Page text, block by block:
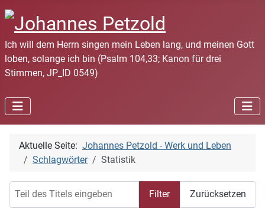
Ich will dem Herrn singen mein Leben lang, und meinen Gott
loben, solange ich bin (Psalm 104,33; Kanon für drei
Stimmen, JP_ID 0549)
Aktuelle Seite: Johannes Petzold - Werk und Leben
Schlagwörter
Statistik
Filter Zurücksetzen